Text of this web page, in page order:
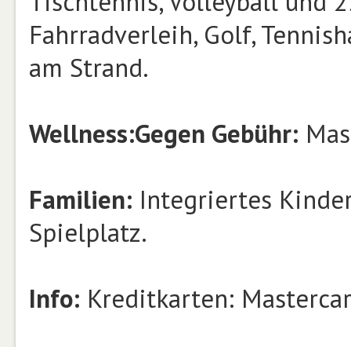
Fahrradverleih, Golf,
am Strand.
Wellness:Gegen Gebühr:
Familien: Integriertes
Spielplatz.
Info: Kreditkarten: